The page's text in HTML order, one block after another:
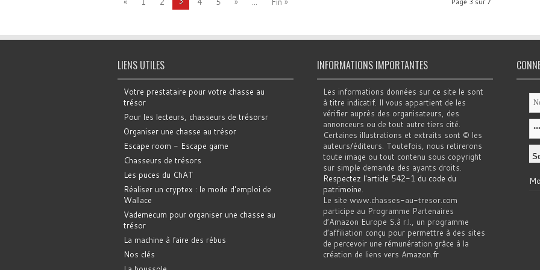
LIENS UTILES
Votre prestataire pour votre chasse au
trésor
Pour les lecteurs, chasseurs de trésorsr
Organiser une chasse au trésor
Escape room - Escape game
Chasseurs de trésors
Les puces du ChAT
Réaliser un cryptex : le mode d'emploi de
Wallace
Vademecum pour organiser une chasse au
trésor
La machine à faire des rébus
Nos clés
INFORMATIONS IMPORTANTES
Les informations données sur ce site le sont
à titre indicatif. Il vous appartient de les
vérifier auprès des organisateurs, des
annonceurs ou de tout autre tiers cité.
Certaines illustrations et extraits sont © les
auteurs/éditeurs. Toutefois, nous retirerons
toute image ou tout contenu sous copyright
sur simple demande des ayants droits.
Respectez l'article 542-1 du code du
patrimoine.
Le site www.chasses-au-tresor.com
participe au Programme Partenaires
d’Amazon Europe S.à r.l., un programme
d’affiliation conçu pour permettre à des sites
de percevoir une rémunération grâce à la
création de liens vers Amazon.fr